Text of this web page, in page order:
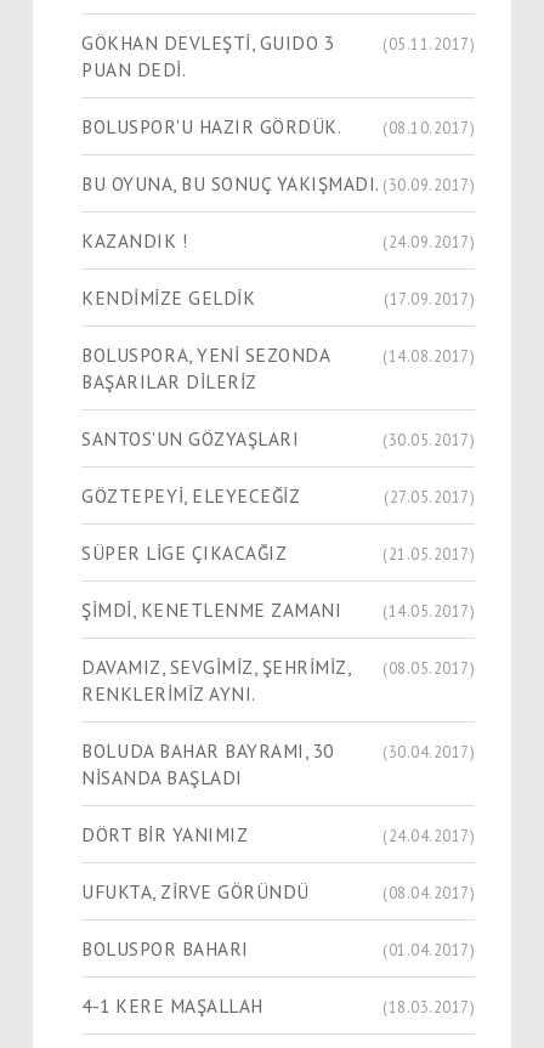
GÖKHAN DEVLEŞTİ, GUIDO 3
PUAN DEDİ.
(05.11.2017)
BOLUSPOR'U HAZIR GÖRDÜK. (08.10.2017)
BU OYUNA, BU SONUÇ YAKIŞMADI. (30.09.2017)
KAZANDIK ! (24.09.2017)
KENDİMİZE GELDİK (17.09.2017)
BOLUSPORA, YENİ SEZONDA
BAŞARILAR DİLERİZ
(14.08.2017)
SANTOS'UN GÖZYAŞLARI (30.05.2017)
GÖZTEPEYİ, ELEYECEĞİZ (27.05.2017)
SÜPER LİGE ÇIKACAĞIZ (21.05.2017)
ŞİMDİ, KENETLENME ZAMANI (14.05.2017)
DAVAMIZ, SEVGİMİZ, ŞEHRİMİZ,
RENKLERİMİZ AYNI.
(08.05.2017)
BOLUDA BAHAR BAYRAMI, 30
NİSANDA BAŞLADI
(30.04.2017)
DÖRT BİR YANIMIZ (24.04.2017)
UFUKTA, ZİRVE GÖRÜNDÜ (08.04.2017)
BOLUSPOR BAHARI (01.04.2017)
4-1 KERE MAŞALLAH (18.03.2017)